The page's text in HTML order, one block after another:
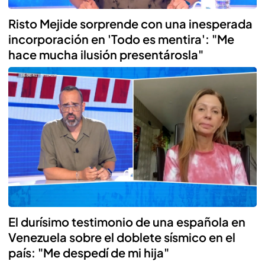
Risto Mejide sorprende con una inesperada
incorporación en 'Todo es mentira': "Me
hace mucha ilusión presentárosla"
El durísimo testimonio de una española en
Venezuela sobre el doblete sísmico en el
país: "Me despedí de mi hija"